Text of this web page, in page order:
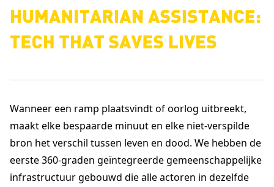
Wanneer een ramp plaatsvindt of oorlog uitbreekt,
maakt elke bespaarde minuut en elke niet-verspilde
bron het verschil tussen leven en dood. We hebben de
eerste 360-graden geïntegreerde gemeenschappelijke
infrastructuur gebouwd die alle actoren in dezelfde